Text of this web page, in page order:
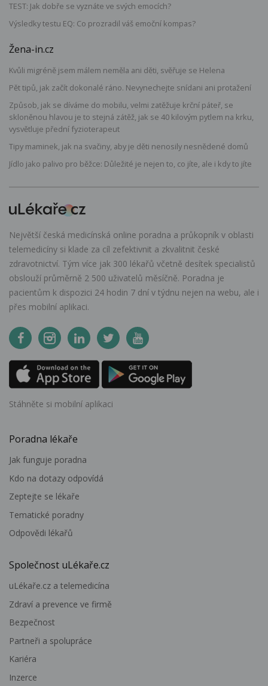
TEST: Jak dobře se vyznáte ve svých emocích?
Výsledky testu EQ: Co prozradil váš emoční kompas?
Žena-in.cz
Kvůli migréně jsem málem neměla ani děti, svěřuje se Helena
Pět tipů, jak začít dokonalé ráno. Nevynechejte snídani ani protažení
Způsob, jak se díváme do mobilu, velmi zatěžuje krční páteř, se
skloněnou hlavou je to stejná zátěž, jak se 40 kilovým pytlem na krku,
vysvětluje přední fyzioterapeut
Tipy maminek, jak na svačiny, aby je děti nenosily nesnědené domů
Jídlo jako palivo pro běžce: Důležité je nejen to, co jíte, ale i kdy to jíte
Největší česká medicínská online poradna a průkopník v oblasti
telemedicíny si klade za cíl zefektivnit a zkvalitnit české
zdravotnictví. Tým více jak 300 lékařů včetně desítek specialistů
obslouží průměrně 2 500 uživatelů měsíčně. Poradna je
pacientům k dispozici 24 hodin 7 dní v týdnu nejen na webu, ale i
přes mobilní aplikaci.
Stáhněte si mobilní aplikaci
Poradna lékaře
Jak funguje poradna
Kdo na dotazy odpovídá
Zeptejte se lékaře
Tematické poradny
Odpovědi lékařů
Společnost uLékaře.cz
uLékaře.cz a telemedicína
Zdraví a prevence ve firmě
Bezpečnost
Partneři a spolupráce
Kariéra
Inzerce